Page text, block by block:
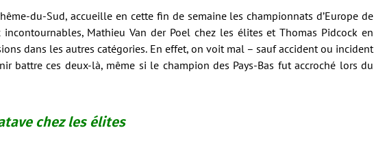
du-Sud, accueille en cette fin de semaine les championnats d’Europe de
incontournables, Mathieu Van der Poel chez les élites et Thomas Pidcock en
dans les autres catégories. En effet, on voit mal – sauf accident ou incident
battre ces deux-là, même si le champion des Pays-Bas fut accroché lors du
chez les élites